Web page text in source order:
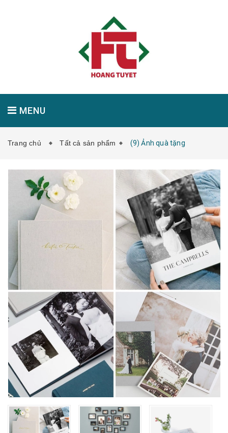
MENU
LIÊN HỆ
Trang chủ Tất cả sản phẩm (9) Ảnh quà tặng